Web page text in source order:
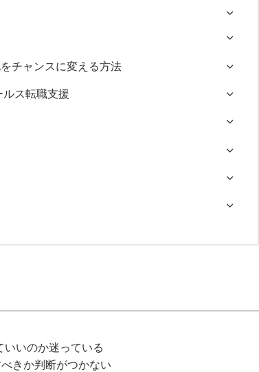
チャンスに変える方法
ス転職支援
いのか迷っている
きか判断がつかない